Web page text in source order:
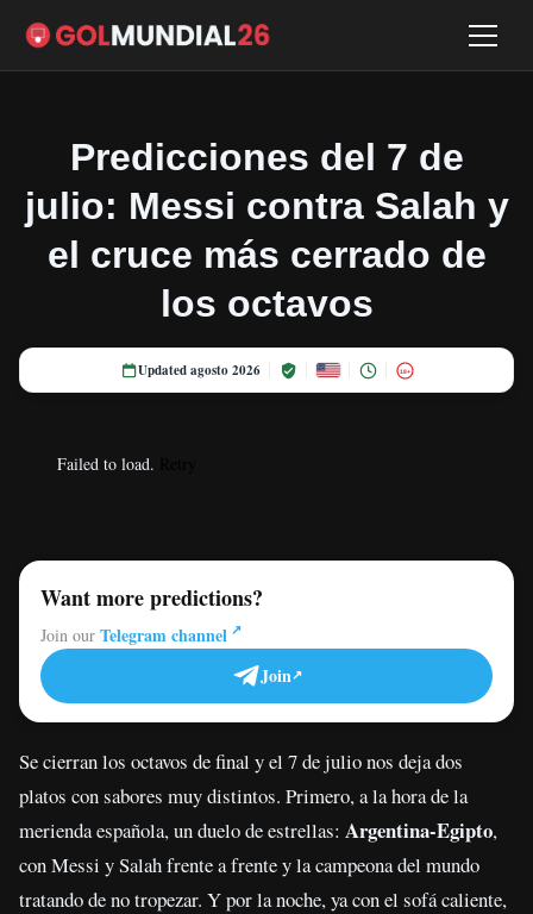
Predicciones del 7 de
julio: Messi contra Salah y
el cruce más cerrado de
los octavos
Updated agosto 2026 18+
Failed to load.
Want more predictions?
Join our Telegram channel
Join
Se cierran los octavos de final y el 7 de julio nos deja dos
platos con sabores muy distintos. Primero, a la hora de la
merienda española, un duelo de estrellas: Argentina-Egipto,
con Messi y Salah frente a frente y la campeona del mundo
tratando de no tropezar. Y por la noche, ya con el sofá caliente,